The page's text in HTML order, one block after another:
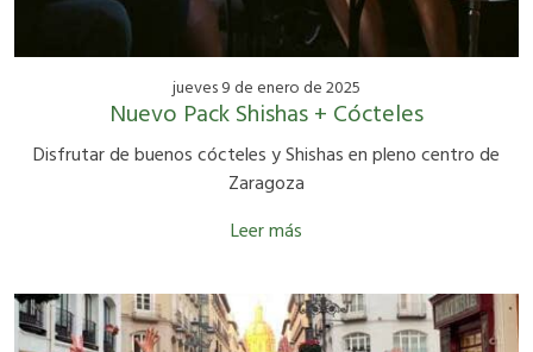
jueves 9 de enero de 2025
Nuevo Pack Shishas + Cócteles
Disfrutar de buenos cócteles y Shishas en pleno centro de
Zaragoza
Leer más